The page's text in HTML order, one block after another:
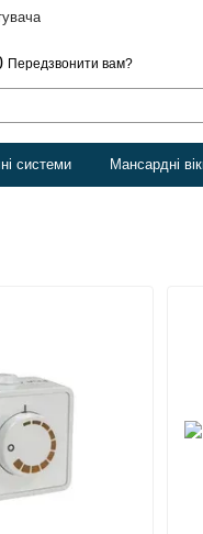
Передзвонити вам?
системи Мансардні